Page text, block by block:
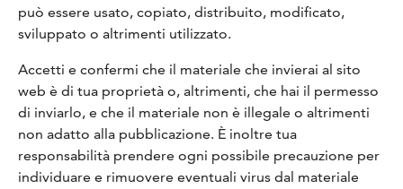
può essere usato, copiato, distribuito, modificato,
sviluppato o altrimenti utilizzato.
Accetti e confermi che il materiale che invierai al sito
web è di tua proprietà o, altrimenti, che hai il permesso
di inviarlo, e che il materiale non è illegale o altrimenti
non adatto alla pubblicazione. È inoltre tua
responsabilità prendere ogni possibile precauzione per
individuare e rimuovere eventuali virus dal materiale